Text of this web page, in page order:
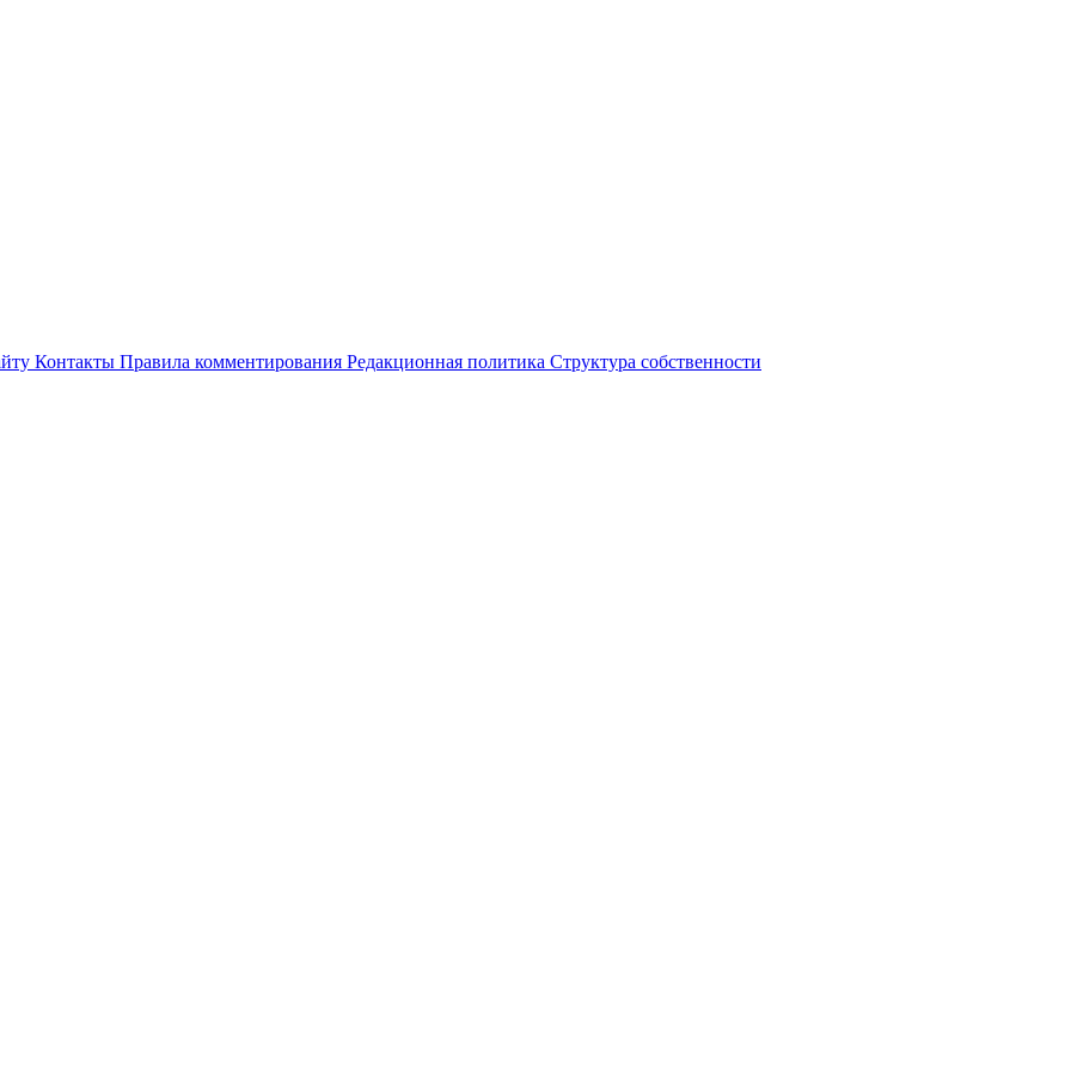
Контакты Правила комментирования Редакционная политика Структура собственности